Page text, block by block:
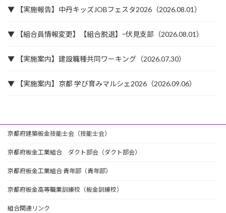
▼ 【実施報告】中丹キッズJOBフェスタ2026（2026.08.01）
▼ 【組合員情報変更】【組合脱退】ｰ伏見支部（2026.08.01）
▼ 【実施案内】建設職種共同ワーキング（2026.07.30）
▼ 【実施案内】京都 学び育みマルシェ2026（2026.09.06）
京都府建築板金技能士会（技能士会）
京都府板金工業組合 ダクト部会（ダクト部会）
京都府板金工業組合 青年部（青年部）
京都府板金高等職業訓練校（板金訓練校）
組合関連リンク